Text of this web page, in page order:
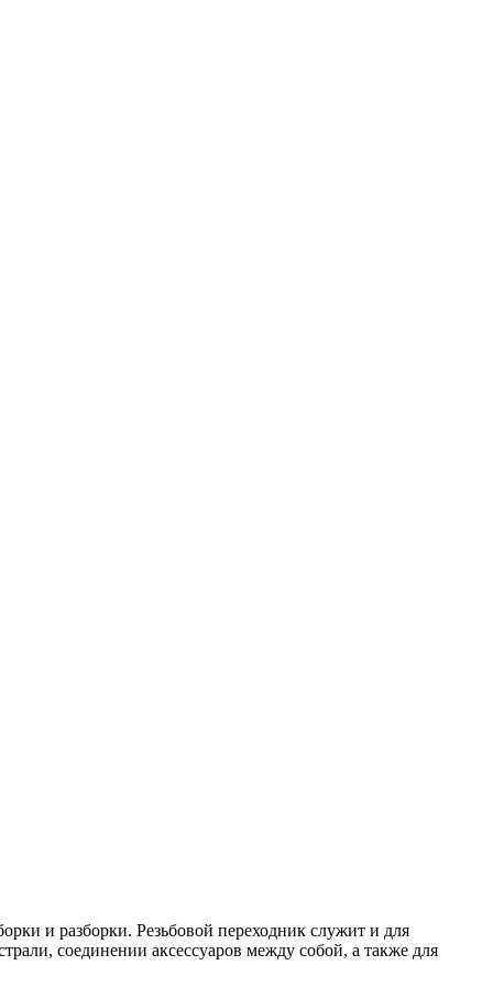
и разборки. Резьбовой переходник служит и для
соединении аксессуаров между собой, а также для